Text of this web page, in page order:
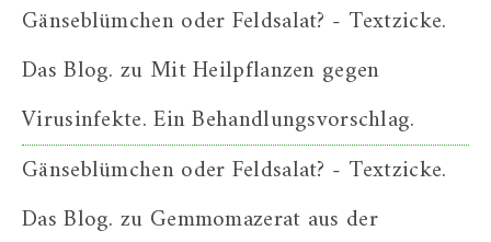
Gänseblümchen oder Feldsalat? - Textzicke.
Das Blog. zu Mit Heilpflanzen gegen
Virusinfekte. Ein Behandlungsvorschlag.
Gänseblümchen oder Feldsalat? - Textzicke.
Das Blog. zu Gemmomazerat aus der